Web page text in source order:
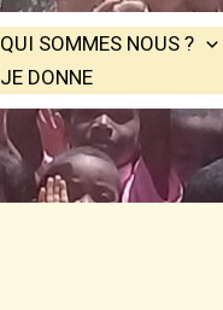
QUI SOMMES NOUS ?
JE DONNE